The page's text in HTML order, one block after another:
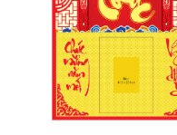
PHÔNG LỊCH
2021_MS 2